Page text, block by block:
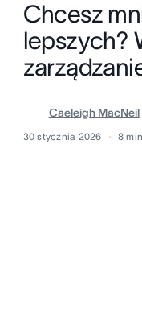
Chcesz
lepszych?
Caeleigh MacNeil
30 stycznia 2026 8